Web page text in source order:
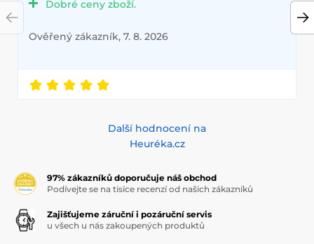
Dobré ceny zboží.
Ověřený zákazník, 7. 8. 2026
Další hodnocení na
Heuréka.cz
97% zákazníků doporučuje náš obchod
Podívejte se na tisíce recenzí od našich zákazníků
Zajišťujeme záruční i pozáruční servis
u všech u nás zakoupených produktů